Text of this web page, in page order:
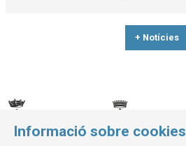
+ Notícies
Informació sobre cookies